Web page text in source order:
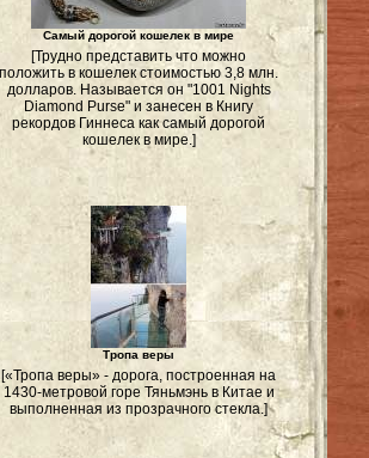
Самый дорогой кошелек в мире
[Трудно представить что можно
положить в кошелек стоимостью 3,8 млн.
долларов. Называется он "1001 Nights
Diamond Purse" и занесен в Книгу
рекордов Гиннеса как самый дорогой
кошелек в мире.]
Тропа веры
[«Тропа веры» - дорога, построенная на
1430-метровой горе Тяньмэнь в Китае и
выполненная из прозрачного стекла.]